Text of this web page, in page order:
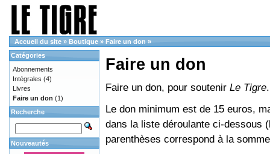
Accueil du site » Boutique » Faire un don »
Faire un don
Faire un don, pour soutenir Le Tigre.
Le don minimum est de 15 euros,
dans la liste déroulante ci-dessous
parenthèses correspond à la
Catégories
Abonnements
Intégrales (4)
Livres
Faire un don (1)
Recherche
Nouveautés